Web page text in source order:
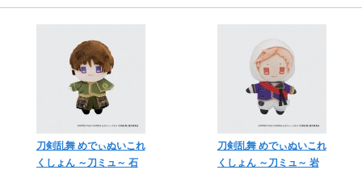
刀剣乱舞 めでぃぬいこれ
くしょん ～刀ミュ～ 石
刀剣乱舞 めでぃぬいこれ
くしょん ～刀ミュ～ 岩